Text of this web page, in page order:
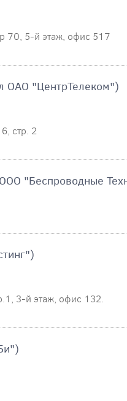
70, 5-й этаж, офис 517
ОАО "ЦентрТелеком")
стр. 2
"Беспроводные
3-й этаж, офис 132.